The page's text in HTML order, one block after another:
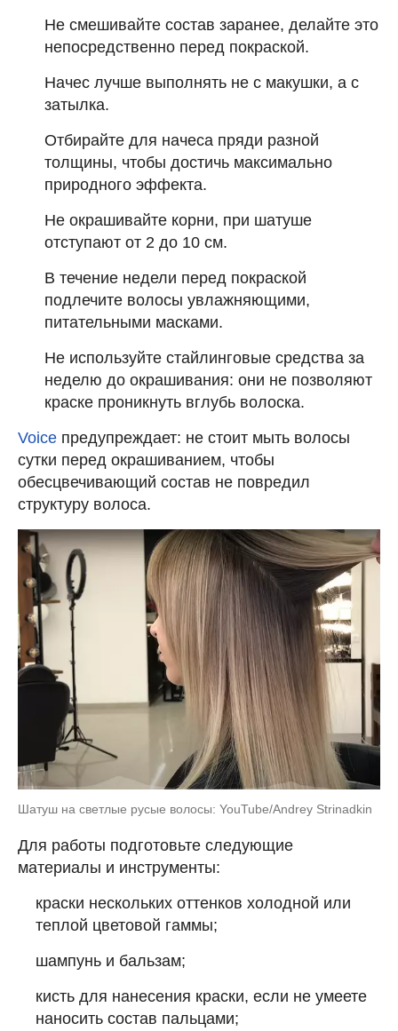
Не смешивайте состав заранее, делайте это
непосредственно перед покраской.
Начес лучше выполнять не с макушки, а с
затылка.
Отбирайте для начеса пряди разной
толщины, чтобы достичь максимально
природного эффекта.
Не окрашивайте корни, при шатуше
отступают от 2 до 10 см.
В течение недели перед покраской
подлечите волосы увлажняющими,
питательными масками.
Не используйте стайлинговые средства за
неделю до окрашивания: они не позволяют
краске проникнуть вглубь волоска.
Voice предупреждает: не стоит мыть волосы
сутки перед окрашиванием, чтобы
обесцвечивающий состав не повредил
структуру волоса.
Шатуш на светлые русые волосы: YouTube/Andrey Strinadkin
Для работы подготовьте следующие
материалы и инструменты:
краски нескольких оттенков холодной или
теплой цветовой гаммы;
шампунь и бальзам;
кисть для нанесения краски, если не умеете
наносить состав пальцами;